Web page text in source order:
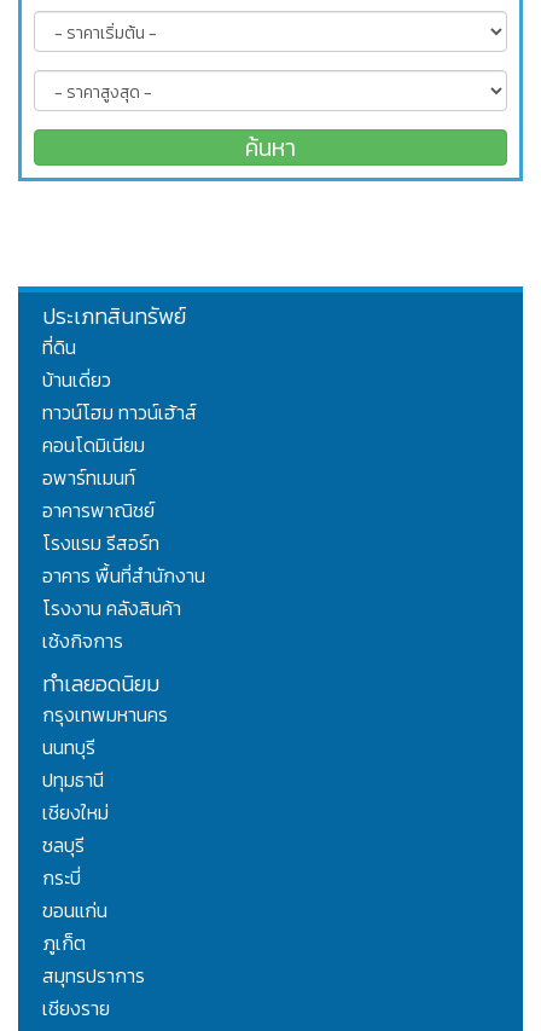
ประเภทสินทรัพย์
ที่ดิน
บ้านเดี่ยว
ทาวน์โฮม ทาวน์เฮ้าส์
คอนโดมิเนียม
อพาร์ทเมนท์
อาคารพาณิชย์
โรงแรม รีสอร์ท
อาคาร พื้นที่สำนักงาน
โรงงาน คลังสินค้า
เซ้งกิจการ
ทำเลยอดนิยม
กรุงเทพมหานคร
นนทบุรี
ปทุมธานี
เชียงใหม่
ชลบุรี
กระบี่
ขอนแก่น
ภูเก็ต
สมุทรปราการ
เชียงราย